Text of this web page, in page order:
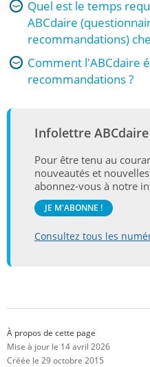
Quel est le temps
ABCdaire
recommandations)
Comment l'ABCdaire
recommandations ?
Infolettre ABCdaire
Pour être tenu au
nouveautés et
abonnez-vous à notre
JE M'ABONNE !
Consultez tous les
À propos de cette page
Mise à jour le 14 avril 2026
Créée le 29 octobre 2015